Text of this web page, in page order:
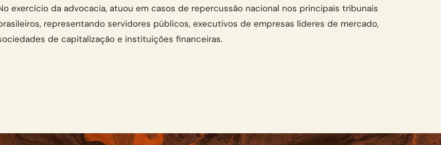
exercício da advocacia, atuou em casos de repercussão nacional nos principais tribunais
representando servidores públicos, executivos de empresas líderes de mercado,
de capitalização e instituições financeiras.